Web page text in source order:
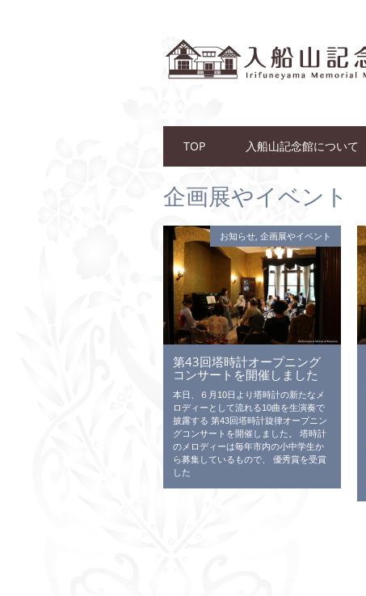
Main menu
TOP 入船山記念館について
企画展やイベント
お知らせ,企画展やイベント
第43回塔時計オープニング
コンサートを開催しました
本日、６月10日より塔時計の新たなメ
ロディーとして流れる10曲を生演奏で
披露する 第43回塔時計旋律オープニン
グコンサートを開催しました。 塔時計
のメロディーは毎年市内の小中学生か
ら募集しているもので、 優秀賞を受賞
した